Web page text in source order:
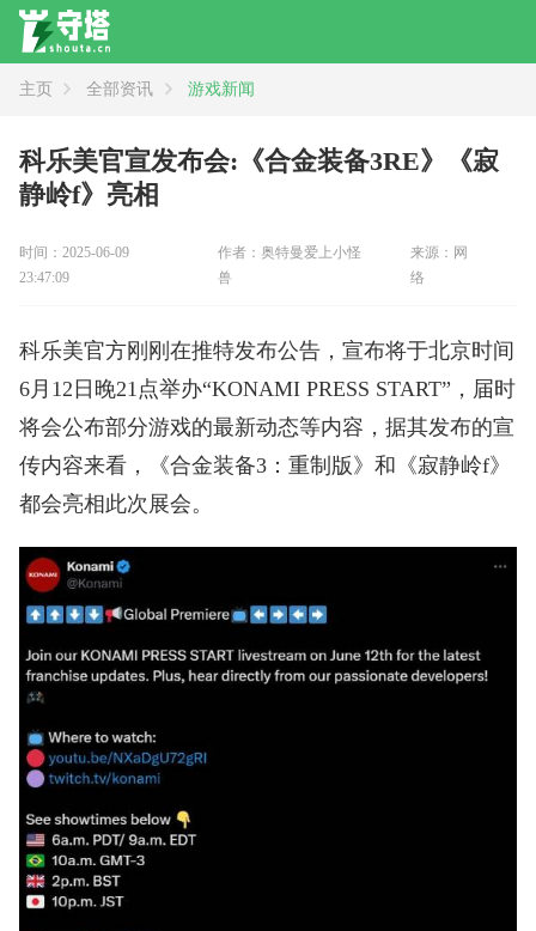
全部 新闻 攻略 评测
主页 全部资讯 游戏新闻
科乐美官宣发布会:《合金装备3RE》《寂
静岭f》亮相
时间：2025-06-09
23:47:09
作者：奥特曼爱上小怪
兽
来源：网
络
科乐美官方刚刚在推特发布公告，宣布将于北京时间
6月12日晚21点举办“KONAMI PRESS START”，届时
将会公布部分游戏的最新动态等内容，据其发布的宣
传内容来看，《合金装备3：重制版》和《寂静岭f》
都会亮相此次展会。